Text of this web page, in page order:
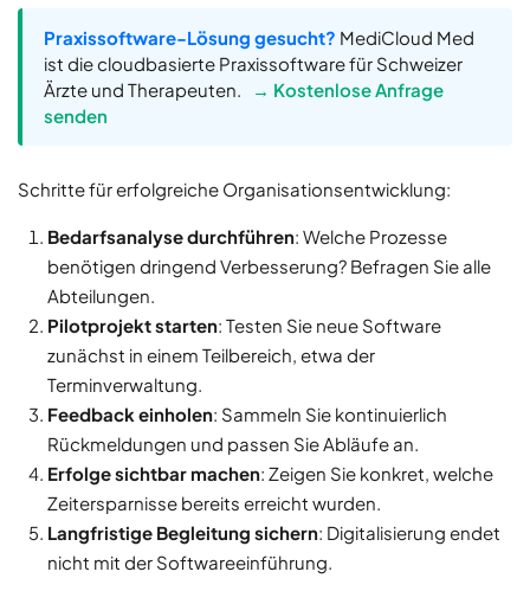
Praxissoftware-Lösung gesucht? MediCloud Med
ist die cloudbasierte Praxissoftware für Schweizer
Ärzte und Therapeuten.
→ Kostenlose Anfrage
senden
Schritte für erfolgreiche Organisationsentwicklung:
Bedarfsanalyse durchführen: Welche Prozesse
benötigen dringend Verbesserung? Befragen Sie alle
Abteilungen.
Pilotprojekt starten: Testen Sie neue Software
zunächst in einem Teilbereich, etwa der
Terminverwaltung.
Feedback einholen: Sammeln Sie kontinuierlich
Rückmeldungen und passen Sie Abläufe an.
Erfolge sichtbar machen: Zeigen Sie konkret, welche
Zeitersparnisse bereits erreicht wurden.
Langfristige Begleitung sichern: Digitalisierung endet
nicht mit der Softwareeinführung.